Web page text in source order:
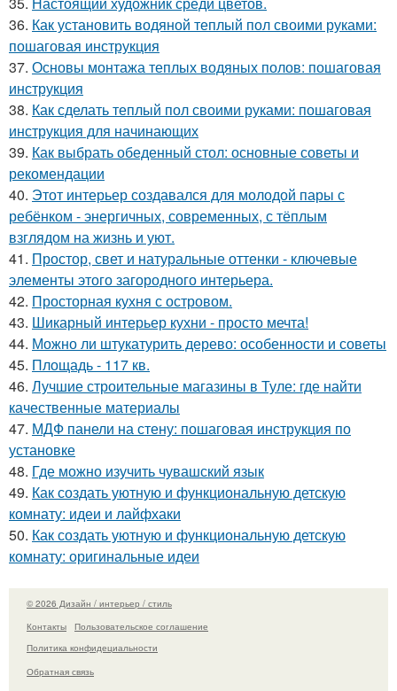
36. Как установить водяной теплый пол своими руками:
пошаговая инструкция
37. Основы монтажа теплых водяных полов: пошаговая
инструкция
38. Как сделать теплый пол своими руками: пошаговая
инструкция для начинающих
39. Как выбрать обеденный стол: основные советы и
рекомендации
40. Этот интерьер создавался для молодой пары с
ребёнком - энергичных, современных, с тёплым
взглядом на жизнь и уют.
41. Простор, свет и натуральные оттенки - ключевые
элементы этого загородного интерьера.
42. Просторная кухня с островом.
43. Шикарный интерьер кухни - просто мечта!
44. Можно ли штукатурить дерево: особенности и советы
45. Площадь - 117 кв.
46. Лучшие строительные магазины в Туле: где найти
качественные материалы
47. МДФ панели на стену: пошаговая инструкция по
установке
48. Где можно изучить чувашский язык
49. Как создать уютную и функциональную детскую
комнату: идеи и лайфхаки
50. Как создать уютную и функциональную детскую
комнату: оригинальные идеи
© 2026 Дизайн / интерьер / стиль
Контакты
Пользовательское соглашение
Политика конфидециальности
Обратная связь